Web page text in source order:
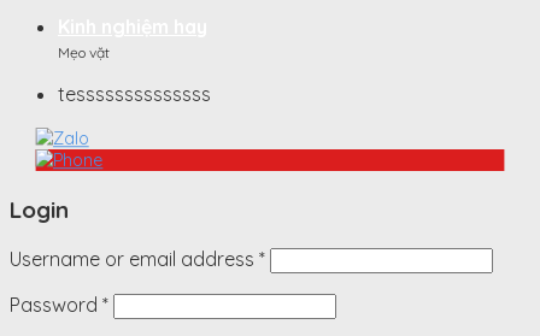
Mẹo vặt
tessssssssssssss
Login
Username or email address *
Password *